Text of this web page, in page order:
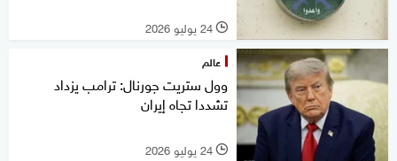
l 24 يوليو 2026
عالم
وول ستريت جورنال: ترامب يزداد
تشددا تجاه إيران
l 24 يوليو 2026